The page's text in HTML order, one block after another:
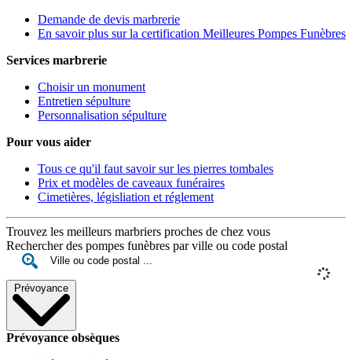
Demande de devis marbrerie
En savoir plus sur la certification Meilleures Pompes Funèbres
Services marbrerie
Choisir un monument
Entretien sépulture
Personnalisation sépulture
Pour vous aider
Tous ce qu'il faut savoir sur les pierres tombales
Prix et modèles de caveaux funéraires
Cimetières, législiation et réglement
Trouvez les meilleurs marbriers proches de chez vous
Rechercher des pompes funèbres par ville ou code postal
Prévoyance
Prévoyance obsèques